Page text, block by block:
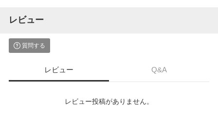
レビュー
質問する
レビュー Q&A
レビュー投稿がありません。